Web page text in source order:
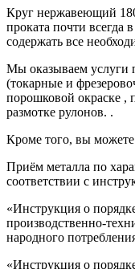
Круг нержавеющий
проката почти всегда
содержать все
Мы оказываем услуги
(токарные и
порошковой окраске ,
размотке рулонов. .
Кроме того, вы
Приём металла по
соответствии с
«Инструкция о
производственно-
народного
«Инструкция о